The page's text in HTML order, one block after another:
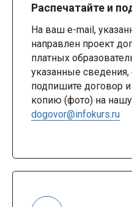
Распечатайте и
На ваш e-mail,
направлен проект
платных
указанные
подпишите договор и
копию (фото) на нашу
dogovor@infokurs.ru